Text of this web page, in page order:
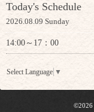
Today's Schedule
2026.08.09 Sunday
14:00～17：00
Select Language ▼
©2026